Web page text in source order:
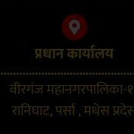
प्रधान कार्यालय
वीरगंज महानगरपालिका-
रानिघाट, पर्सा , मधेस